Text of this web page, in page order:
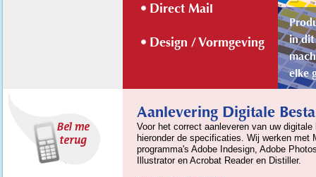
Direct Mail
Design / Vormgeving
in dit
elke
Aanlevering Digitale
Voor het correct aanleveren van uw
hieronder de specificaties. Wij werken met
programma's Adobe Indesign, Adobe
Illustrator en Acrobat Reader en Distiller.